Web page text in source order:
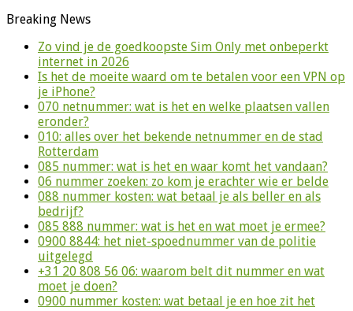
Breaking News
Zo vind je de goedkoopste Sim Only met onbeperkt
internet in 2026
Is het de moeite waard om te betalen voor een VPN op
je iPhone?
070 netnummer: wat is het en welke plaatsen vallen
eronder?
010: alles over het bekende netnummer en de stad
Rotterdam
085 nummer: wat is het en waar komt het vandaan?
06 nummer zoeken: zo kom je erachter wie er belde
088 nummer kosten: wat betaal je als beller en als
bedrijf?
085 888 nummer: wat is het en wat moet je ermee?
0900 8844: het niet-spoednummer van de politie
uitgelegd
+31 20 808 56 06: waarom belt dit nummer en wat
moet je doen?
0900 nummer kosten: wat betaal je en hoe zit het